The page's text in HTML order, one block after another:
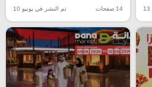
14 صفحات تم النشر في يونيو 10